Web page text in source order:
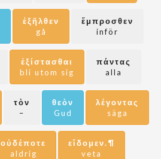
ἐξῆλθεν
gå
ἔμπροσθεν
inför
ἐξίστασθαι
bli utom sig
πάντας
alla
τὸν
–
θεὸν
Gud
λέγοντας
säga
οὐδέποτε
aldrig
εἴδομεν.¶
veta